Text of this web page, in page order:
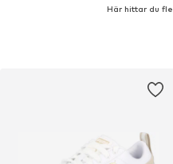
Här hittar du